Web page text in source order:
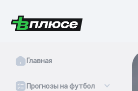
Главная
Прогнозы на футбол